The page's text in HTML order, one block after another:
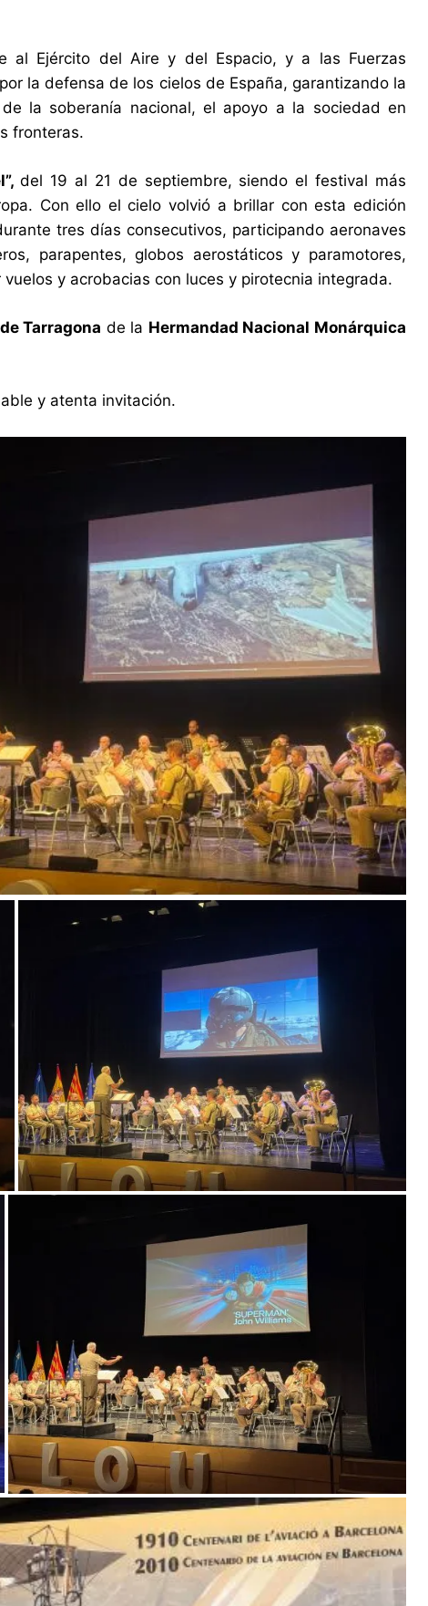
al Ejército del Aire y del Espacio, y a las Fuerzas
la defensa de los cielos de España, garantizando la
la soberanía nacional, el apoyo a la sociedad en
fronteras.
del 19 al 21 de septiembre, siendo el festival más
Con ello el cielo volvió a brillar con esta edición
tres días consecutivos, participando aeronaves
parapentes, globos aerostáticos y paramotores,
y acrobacias con luces y pirotecnia integrada.
Tarragona de la Hermandad Nacional Monárquica
y atenta invitación.